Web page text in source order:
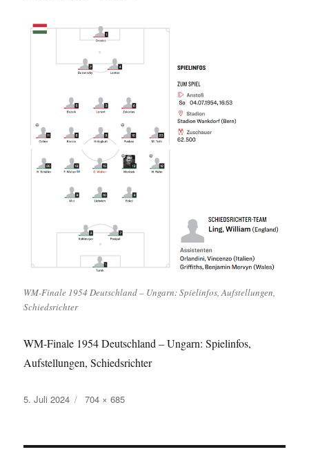
WM-Finale 1954 Deutschland – Ungarn: Spielinfos, Aufstellungen,
Schiedsrichter
WM-Finale 1954 Deutschland – Ungarn: Spielinfos,
Aufstellungen, Schiedsrichter
Veröffentlicht
5. Juli 2024 Originalgröße
704 × 685